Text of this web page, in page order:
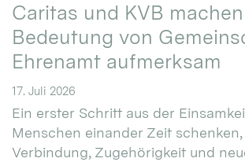
Caritas und KVB
Bedeutung von
Ehrenamt aufmerksam
17. Juli 2026
Ein erster Schritt aus der
Menschen einander Zeit
Verbindung, Zugehörigkeit und